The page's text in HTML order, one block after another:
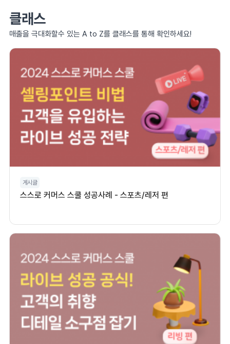
클래스
매출을 극대화할수 있는 A to Z를 클래스를 통해 확인하세요!
게시글
스스로 커머스 스쿨 성공사례 - 스포츠/레저 편